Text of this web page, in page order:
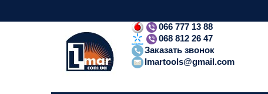
066 777 13 88
068 812 26 47
Заказать звонок
lmartools@gmail.com